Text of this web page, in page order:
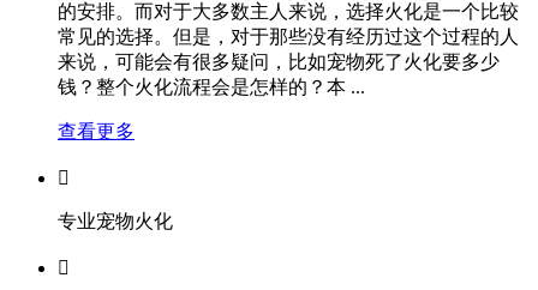
的安排。而对于大多数主人来说，选择火化是一个比较
常见的选择。但是，对于那些没有经历过这个过程的人
来说，可能会有很多疑问，比如宠物死了火化要多少
钱？整个火化流程会是怎样的？本 ...
查看更多

专业宠物火化
